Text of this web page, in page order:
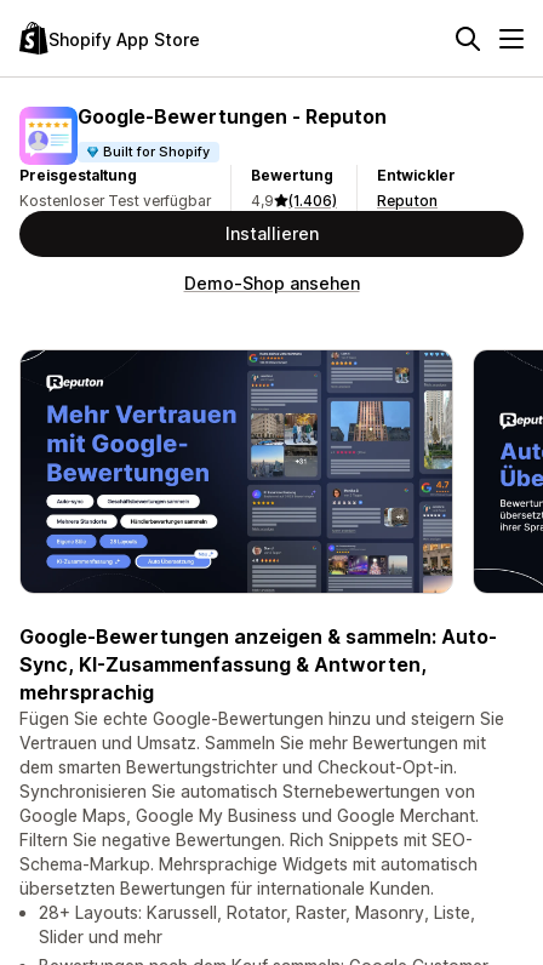
Shopify App Store
Google‑Bewertungen ‑ Reputon
Built for Shopify
Preisgestaltung
Kostenloser Test verfügbar
Bewertung
4,9
(1.406)
Entwickler
Reputon
Installieren
Demo-Shop ansehen
Google-Bewertungen anzeigen & sammeln: Auto-
Sync, KI-Zusammenfassung & Antworten,
mehrsprachig
Fügen Sie echte Google-Bewertungen hinzu und steigern Sie
Vertrauen und Umsatz. Sammeln Sie mehr Bewertungen mit
dem smarten Bewertungstrichter und Checkout-Opt-in.
Synchronisieren Sie automatisch Sternebewertungen von
Google Maps, Google My Business und Google Merchant.
Filtern Sie negative Bewertungen. Rich Snippets mit SEO-
Schema-Markup. Mehrsprachige Widgets mit automatisch
übersetzten Bewertungen für internationale Kunden.
28+ Layouts: Karussell, Rotator, Raster, Masonry, Liste,
Slider und mehr